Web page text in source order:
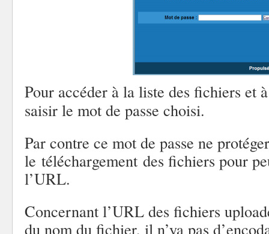
Pour accéder à la liste des fichiers et
saisir le mot de passe choisi.
Par contre ce mot de passe ne
le téléchargement des fichiers pour
l’URL.
Concernant l’URL des fichiers
du nom du fichier, il n’ya pas